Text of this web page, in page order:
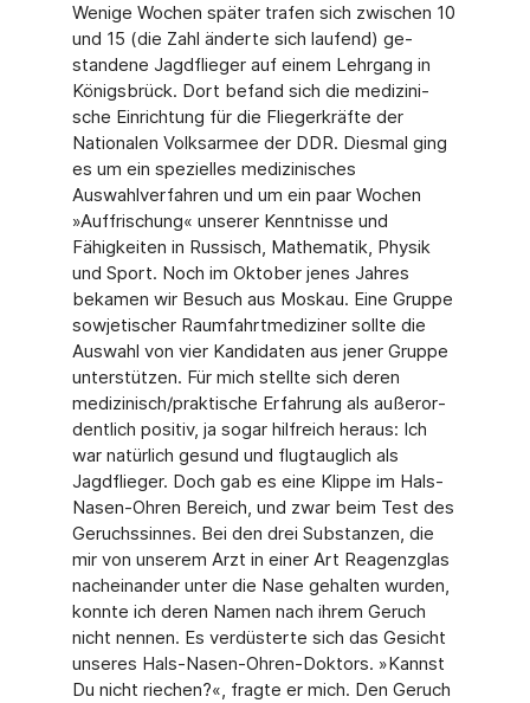
Wenige Wochen später trafen sich zwischen 10
und 15 (die Zahl änderte sich laufend) ge­
standene Jagdflieger auf einem Lehrgang in
Königsbrück. Dort befand sich die medizini­
sche Einrichtung für die Fliegerkräfte der
Nationalen Volksarmee der DDR. Diesmal ging
es um ein spezielles medizinisches
Auswahlverfahren und um ein paar Wochen
»Auffrischung« unserer Kenntnisse und
Fähigkeiten in Russisch, Mathematik, Physik
und Sport. Noch im Oktober jenes Jahres
bekamen wir Besuch aus Moskau. Eine Gruppe
sowjetischer Raumfahrtmediziner sollte die
Auswahl von vier Kandidaten aus jener Gruppe
unterstützen. Für mich stellte sich deren
medizinisch/praktische Erfahrung als außeror­
dentlich positiv, ja sogar hilfreich heraus: Ich
war natürlich gesund und flugtauglich als
Jagdflieger. Doch gab es eine Klippe im Hals-
Nasen-Ohren Bereich, und zwar beim Test des
Geruchssinnes. Bei den drei Substanzen, die
mir von unserem Arzt in einer Art Reagenz­glas
nacheinander unter die Nase gehalten wurden,
konnte ich deren Namen nach ihrem Geruch
nicht nennen. Es verdüsterte sich das Gesicht
unseres Hals-Nasen-Ohren-Doktors. »Kannst
Du nicht riechen?«, fragte er mich. Den Geruch